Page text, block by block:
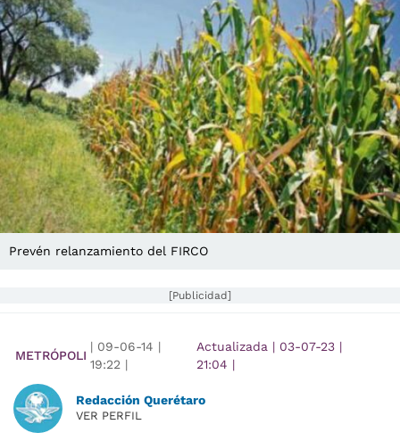
Prevén relanzamiento del FIRCO
[Publicidad]
METRÓPOLI
| 09-06-14 |
19:22 |
Actualizada | 03-07-23 |
21:04 |
Redacción Querétaro
VER PERFIL